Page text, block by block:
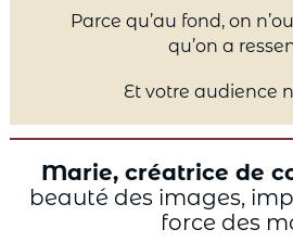
Parce qu’au fond, on
qu’on a
Et votre audience
Marie, créatrice de
beauté des images,
force des